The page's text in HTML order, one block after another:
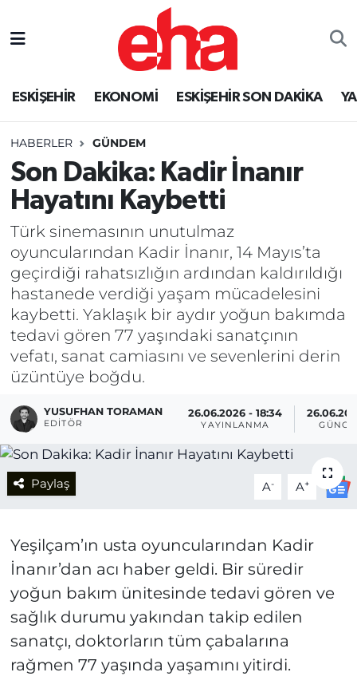
ESKİŞEHİR EKONOMİ ESKİŞEHİR SON DAKİKA
HABERLER GÜNDEM
Son Dakika: Kadir İnanır
Hayatını Kaybetti
Türk sinemasının unutulmaz
oyuncularından Kadir İnanır, 14 Mayıs’ta
geçirdiği rahatsızlığın ardından kaldırıldığı
hastanede verdiği yaşam mücadelesini
kaybetti. Yaklaşık bir aydır yoğun bakımda
tedavi gören 77 yaşındaki sanatçının
vefatı, sanat camiasını ve sevenlerini derin
üzüntüye boğdu.
YUSUFHAN TORAMAN
EDITÖR
26.06.2026 - 18:34
YAYINLANMA
Paylaş A- A+
Yeşilçam’ın usta oyuncularından Kadir
İnanır’dan acı haber geldi. Bir süredir
yoğun bakım ünitesinde tedavi gören ve
sağlık durumu yakından takip edilen
sanatçı, doktorların tüm çabalarına
rağmen 77 yaşında yaşamını yitirdi.